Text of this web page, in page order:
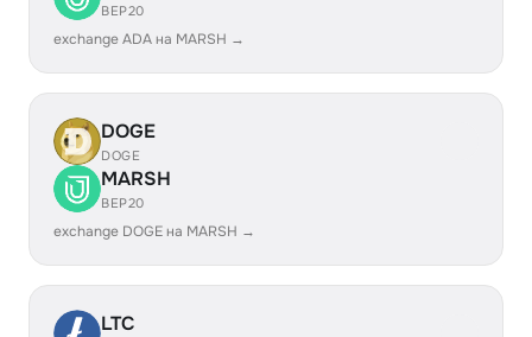
BEP20
exchange ADA на MARSH →
DOGE
DOGE
MARSH
BEP20
exchange DOGE на MARSH →
LTC